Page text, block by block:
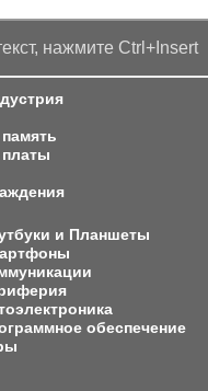
нажмите Ctrl+Insert
платы
и Планшеты
обеспечение